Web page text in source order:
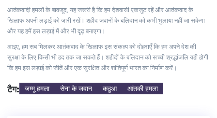
आतंकवादी हमलों के बावजूद, यह जरूरी है कि हम देशवासी एकजुट रहें और आतंकवाद के
खिलाफ अपनी लड़ाई को जारी रखें। शहीद जवानों के बलिदान को कभी भुलाया नहीं जा सकेगा
और यह हमें इस लड़ाई में और भी दृढ़ बनाएगा।
आइए, हम सब मिलकर आतंकवाद के खिलाफ इस संकल्प को दोहराएँ कि हम अपने देश की
सुरक्षा के लिए किसी भी हद तक जा सकते हैं। शहीदों के बलिदान को सच्ची श्रद्धांजलि यही होगी
कि हम इस लड़ाई को जीतें और एक सुरक्षित और शांतिपूर्ण भारत का निर्माण करें।
टैग: जम्मू हमला सेना के जवान कठुआ आंतकी हमला